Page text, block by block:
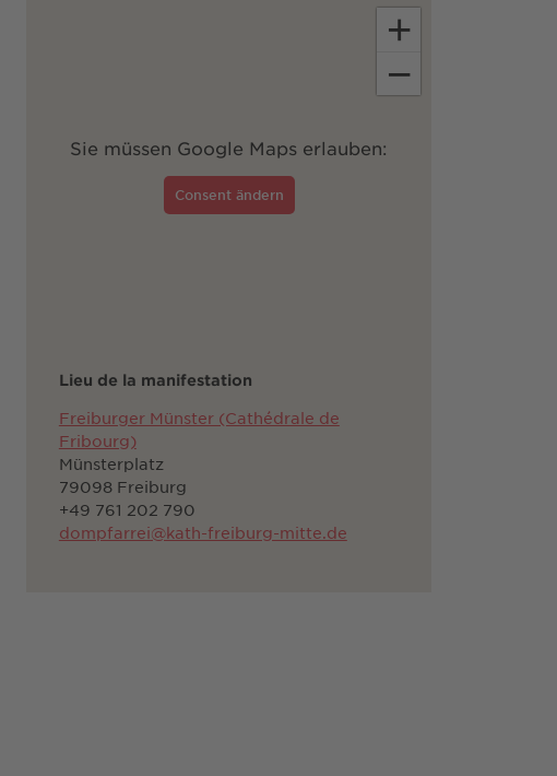
Sie müssen Google Maps erlauben:
Consent ändern
+
−
Lieu de la manifestation
Freiburger Münster (Cathédrale de
Fribourg)
Münsterplatz
79098 Freiburg
+49 761 202 790
dompfarrei@kath-freiburg-mitte.de